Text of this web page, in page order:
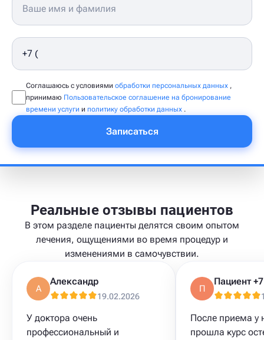
Соглашаюсь с условиями обработки персональных данных ,
принимаю Пользовательское соглашение на бронирование
времени услуги и политику обработки данных .
Записаться
Реальные отзывы пациентов
В этом разделе пациенты делятся своим опытом
лечения, ощущениями во время процедур и
изменениями в самочувствии.
А
Александр
19.02.2026
У доктора очень
профессиональный и
П
После приема у
прошла курс